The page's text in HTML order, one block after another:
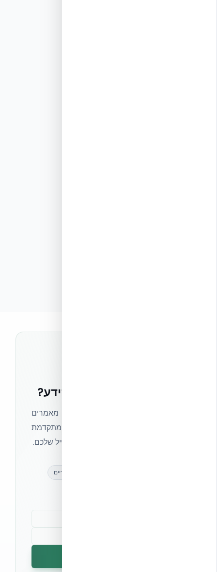
רוצים להישאר בחזית הידע?
הצטרפו לניוזלטר של אקובילד וקבלו מאמרים
מקצועיים, חדשות מעולם הבנייה המתקדמת
ועדכונים בלעדיים — ישירות לתיבת המייל שלכם.
עדכונים בלעדיים